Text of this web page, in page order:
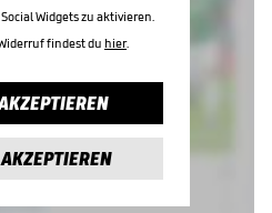
Widgets zu aktivieren.
findest du hier.